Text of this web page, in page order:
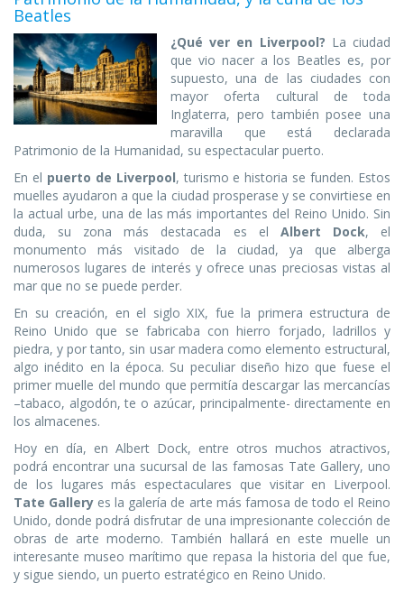
Beatles
¿Qué ver en Liverpool? La ciudad
que vio nacer a los Beatles es, por
supuesto, una de las ciudades con
mayor oferta cultural de toda
Inglaterra, pero también posee una
maravilla que está declarada
Patrimonio de la Humanidad, su espectacular puerto.
En el puerto de Liverpool, turismo e historia se funden. Estos
muelles ayudaron a que la ciudad prosperase y se convirtiese en
la actual urbe, una de las más importantes del Reino Unido. Sin
duda, su zona más destacada es el Albert Dock, el
monumento más visitado de la ciudad, ya que alberga
numerosos lugares de interés y ofrece unas preciosas vistas al
mar que no se puede perder.
En su creación, en el siglo XIX, fue la primera estructura de
Reino Unido que se fabricaba con hierro forjado, ladrillos y
piedra, y por tanto, sin usar madera como elemento estructural,
algo inédito en la época. Su peculiar diseño hizo que fuese el
primer muelle del mundo que permitía descargar las mercancías
–tabaco, algodón, te o azúcar, principalmente- directamente en
los almacenes.
Hoy en día, en Albert Dock, entre otros muchos atractivos,
podrá encontrar una sucursal de las famosas Tate Gallery, uno
de los lugares más espectaculares que visitar en Liverpool.
Tate Gallery es la galería de arte más famosa de todo el Reino
Unido, donde podrá disfrutar de una impresionante colección de
obras de arte moderno. También hallará en este muelle un
interesante museo marítimo que repasa la historia del que fue,
y sigue siendo, un puerto estratégico en Reino Unido.